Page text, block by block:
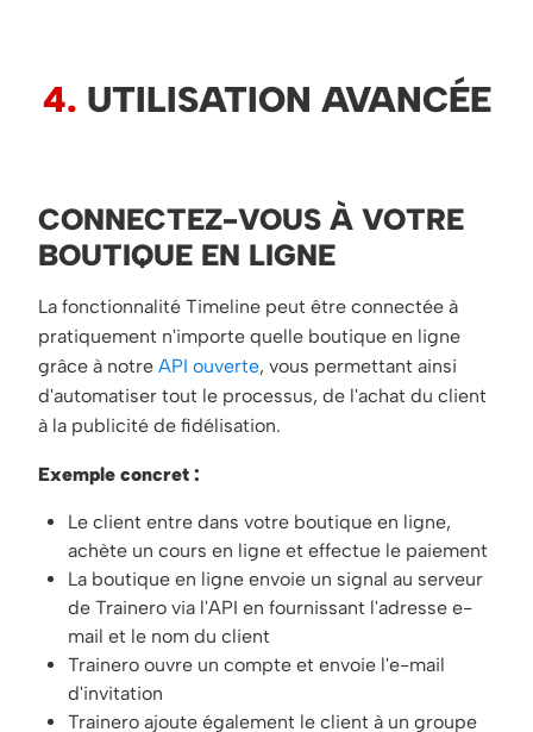
4. UTILISATION AVANCÉE
CONNECTEZ-VOUS À VOTRE
BOUTIQUE EN LIGNE
La fonctionnalité Timeline peut être connectée à
pratiquement n'importe quelle boutique en ligne
grâce à notre API ouverte, vous permettant ainsi
d'automatiser tout le processus, de l'achat du client
à la publicité de fidélisation.
Exemple concret :
Le client entre dans votre boutique en ligne,
achète un cours en ligne et effectue le paiement
La boutique en ligne envoie un signal au serveur
de Trainero via l'API en fournissant l'adresse e-
mail et le nom du client
Trainero ouvre un compte et envoie l'e-mail
d'invitation
Trainero ajoute également le client à un groupe